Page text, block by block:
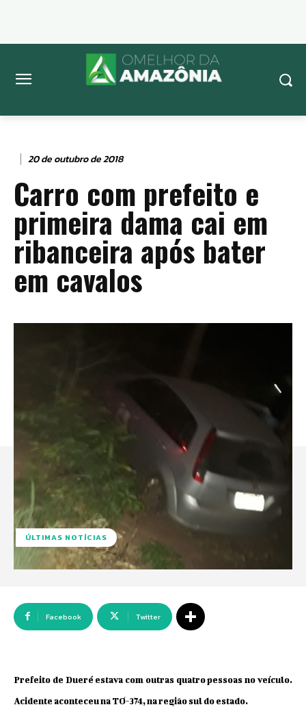
20 de outubro de 2018
Carro com prefeito e
primeira dama cai em
ribanceira após bater
em cavalos
ÚLTIMAS NOTÍCIAS
Facebook Twitter
Prefeito de Dueré estava com outras quatro pessoas no veículo.
Acidente aconteceu na TO-374, na região sul do estado.